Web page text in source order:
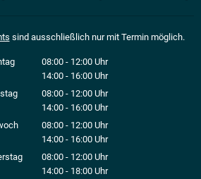
sind ausschließlich nur mit Termin möglich.
08:00 - 12:00 Uhr
Von 08:00 bis 12:00 Uhr
14:00 - 16:00 Uhr
Von 14:00 bis 16:00 Uhr
08:00 - 12:00 Uhr
Von 08:00 bis 12:00 Uhr
14:00 - 16:00 Uhr
Von 14:00 bis 16:00 Uhr
08:00 - 12:00 Uhr
Von 08:00 bis 12:00 Uhr
14:00 - 16:00 Uhr
Von 14:00 bis 16:00 Uhr
08:00 - 12:00 Uhr
Von 08:00 bis 12:00 Uhr
14:00 - 18:00 Uhr